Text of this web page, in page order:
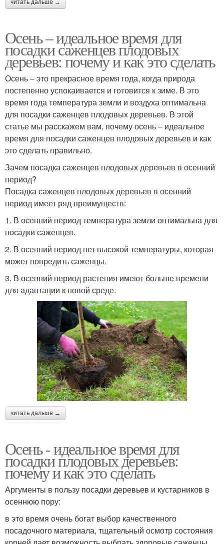
читать дальше →
Осень – идеальное время для
посадки саженцев плодовых
деревьев: почему и как это сделать
Осень – это прекрасное время года, когда природа
постепенно успокаивается и готовится к зиме. В это
время года температура земли и воздуха оптимальна
для посадки саженцев плодовых деревьев. В этой
статье мы расскажем вам, почему осень – идеальное
время для посадки саженцев плодовых деревьев и как
это сделать правильно.
Зачем посадка саженцев плодовых деревьев в осенний
период?
Посадка саженцев плодовых деревьев в осенний
период имеет ряд преимуществ:
1. В осенний период температура земли оптимальна для
посадки саженцев.
2. В осенний период нет высокой температуры, которая
может повредить саженцы.
3. В осенний период растения имеют больше времени
для адаптации к новой среде.
читать дальше →
Осень - идеальное время для
посадки плодовых деревьев:
почему и как это сделать
Аргументы в пользу посадки деревьев и кустарников в
осеннюю пору:
в это время очень богат выбор качественного
посадочного материала, тщательный осмотр состояния